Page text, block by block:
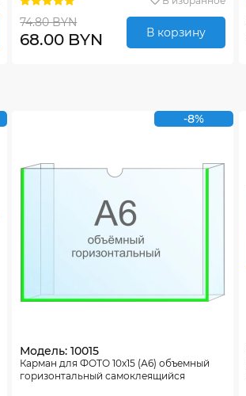
74.80 BYN
68.00 BYN В корзину
-8%
Модель: 10015
Карман для ФОТО 10х15 (А6) объемный
горизонтальный самоклеящийся